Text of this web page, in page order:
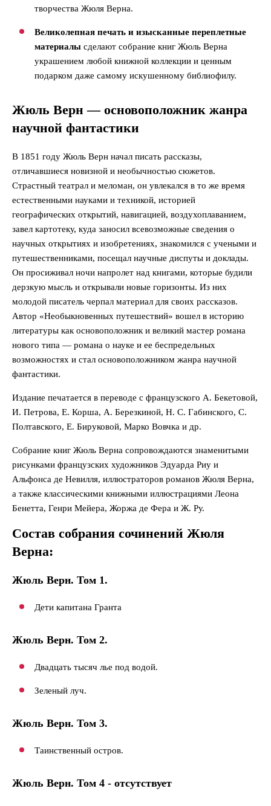
творчества Жюля Верна.
Великолепная печать и изысканные переплетные
материалы сделают собрание книг Жюль Верна
украшением любой книжной коллекции и ценным
подарком даже самому искушенному библиофилу.
Жюль Верн — основоположник жанра
научной фантастики
В 1851 году Жюль Верн начал писать рассказы,
отличавшиеся новизной и необычностью сюжетов.
Страстный театрал и меломан, он увлекался в то же время
естественными науками и техникой, историей
географических открытий, навигацией, воздухоплаванием,
завел картотеку, куда заносил всевозможные сведения о
научных открытиях и изобретениях, знакомился с учеными и
путешественниками, посещал научные диспуты и доклады.
Он просиживал ночи напролет над книгами, которые будили
дерзкую мысль и открывали новые горизонты. Из них
молодой писатель черпал материал для своих рассказов.
Автор «Необыкновенных путешествий» вошел в историю
литературы как основоположник и великий мастер романа
нового типа — романа о науке и ее беспредельных
возможностях и стал основоположником жанра научной
фантастики.
Издание печатается в переводе с французского А. Бекетовой,
И. Петрова, Е. Корша, А. Березкиной, Н. С. Габинского, С.
Полтавского, Е. Бируковой, Марко Вовчка и др.
Собрание книг Жюль Верна сопровождаются знаменитыми
рисунками французских художников Эдуарда Риу и
Альфонса де Невилля, иллюстраторов романов Жюля Верна,
а также классическими книжными иллюстрациями Леона
Бенетта, Генри Мейера, Жоржа де Фера и Ж. Ру.
Состав собрания сочинений Жюля
Верна:
Жюль Верн. Том 1.
Дети капитана Гранта
Жюль Верн. Том 2.
Двадцать тысяч лье под водой.
Зеленый луч.
Жюль Верн. Том 3.
Таинственный остров.
Жюль Верн. Том 4 - отсутствует